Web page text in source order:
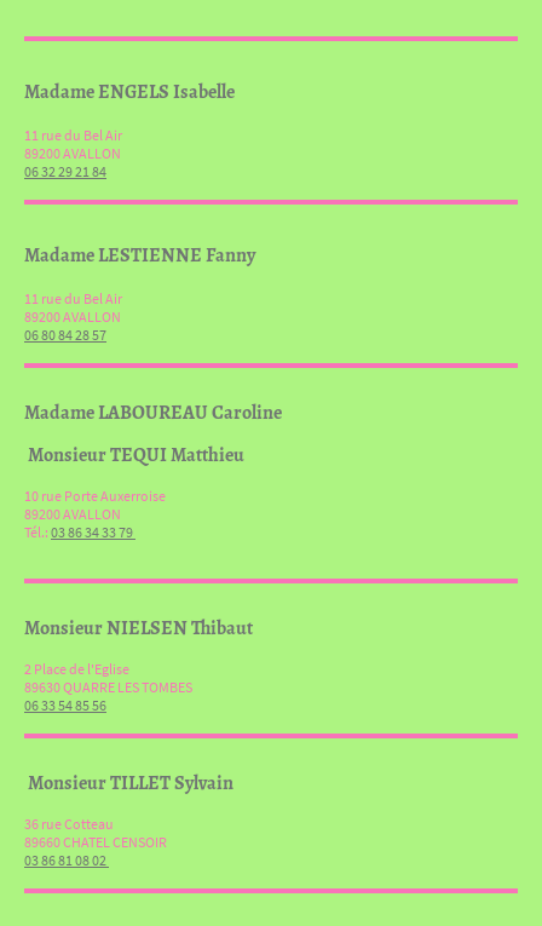
Madame ENGELS Isabelle
11 rue du Bel Air
89200 AVALLON
06 32 29 21 84
Madame LESTIENNE Fanny
11 rue du Bel Air
89200 AVALLON
06 80 84 28 57
Madame LABOUREAU Caroline
Monsieur TEQUI Matthieu
10 rue Porte Auxerroise
89200 AVALLON
Tél.: 03 86 34 33 79
Monsieur NIELSEN Thibaut
2 Place de l'Eglise
89630 QUARRE LES TOMBES
06 33 54 85 56
Monsieur TILLET Sylvain
36 rue Cotteau
89660 CHATEL CENSOIR
03 86 81 08 02